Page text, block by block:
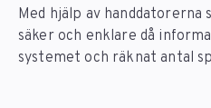
Med hjälp av
säker och enklare då
systemet och räknat antal